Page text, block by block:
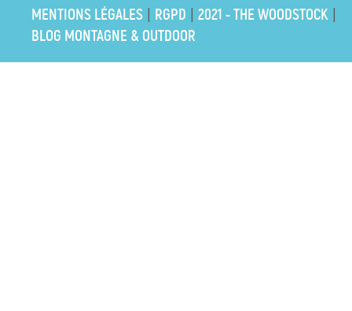
MENTIONS LÉGALES RGPD 2021 - THE WOODSTOCK
BLOG MONTAGNE & OUTDOOR